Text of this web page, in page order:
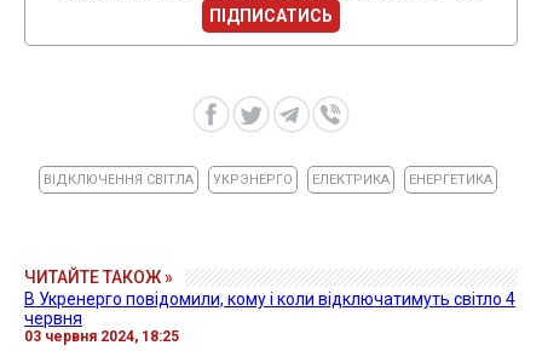
ПІДПИСАТИСЬ
ВІДКЛЮЧЕННЯ СВІТЛА УКРЭНЕРГО ЕЛЕКТРИКА ЕНЕРГЕТИКА
ЧИТАЙТЕ ТАКОЖ »
В Укренерго повідомили, кому і коли відключатимуть світло 4
червня
03 червня 2024, 18:25